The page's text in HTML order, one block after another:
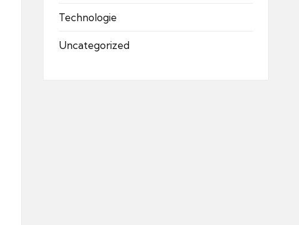
Technologie
Uncategorized